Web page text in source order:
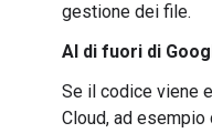
gestione dei file.
Al di fuori di
Se il codice viene
Cloud, ad esempio